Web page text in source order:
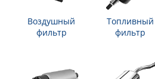
Воздушный
фильтр
Топливный
фильтр